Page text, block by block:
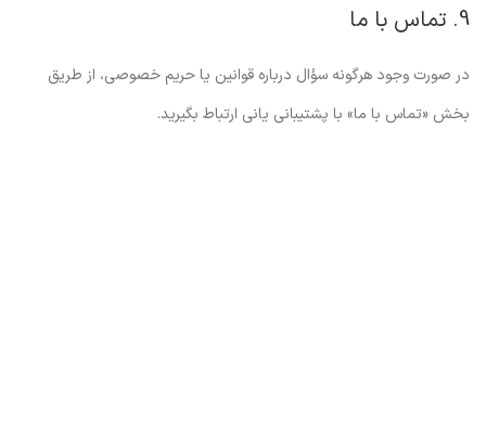
9. تماس با ما
در صورت وجود هرگونه سؤال درباره قوانین یا حریم خصوصی، از طریق
بخش «تماس با ما» با پشتیبانی یانی ارتباط بگیرید.